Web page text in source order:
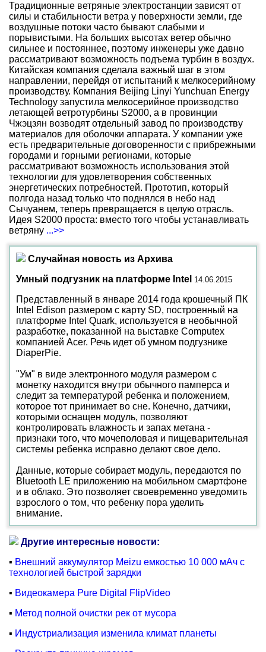
Традиционные ветряные электростанции зависят от
силы и стабильности ветра у поверхности земли, где
воздушные потоки часто бывают слабыми и
порывистыми. На больших высотах ветер обычно
сильнее и постояннее, поэтому инженеры уже давно
рассматривают возможность подъема турбин в воздух.
Китайская компания сделала важный шаг в этом
направлении, перейдя от испытаний к мелкосерийному
производству. Компания Beijing Linyi Yunchuan Energy
Technology запустила мелкосерийное производство
летающей ветротурбины S2000, а в провинции
Чжэцзян возводят отдельный завод по производству
материалов для оболочки аппарата. У компании уже
есть предварительные договоренности с прибрежными
городами и горными регионами, которые
рассматривают возможность использования этой
технологии для удовлетворения собственных
энергетических потребностей. Прототип, который
полгода назад только что поднялся в небо над
Сычуанем, теперь превращается в целую отрасль.
Идея S2000 проста: вместо того чтобы устанавливать
ветряну ...>>
Случайная новость из Архива
Умный подгузник на платформе Intel 14.06.2015
Представленный в январе 2014 года крошечный ПК
Intel Edison размером с карту SD, построенный на
платформе Intel Quark, используется в необычной
разработке, показанной на выставке Computex
компанией Acer. Речь идет об умном подгузнике
DiaperPie.
"Ум" в виде электронного модуля размером с
монетку находится внутри обычного памперса и
следит за температурой ребенка и положением,
которое тот принимает во сне. Конечно, датчики,
которыми оснащен модуль, позволяют
контролировать влажность и запах метана -
признаки того, что мочеполовая и пищеварительная
системы ребенка исправно делают свое дело.
Данные, которые собирает модуль, передаются по
Bluetooth LE приложению на мобильном смартфоне
и в облако. Это позволяет своевременно уведомить
взрослого о том, что ребенку пора уделить
внимание.
Другие интересные новости:
▪ Внешний аккумулятор Meizu емкостью 10 000 мАч с
технологией быстрой зарядки
▪ Видеокамера Pure Digital FlipVideo
▪ Метод полной очистки рек от мусора
▪ Индустриализация изменила климат планеты